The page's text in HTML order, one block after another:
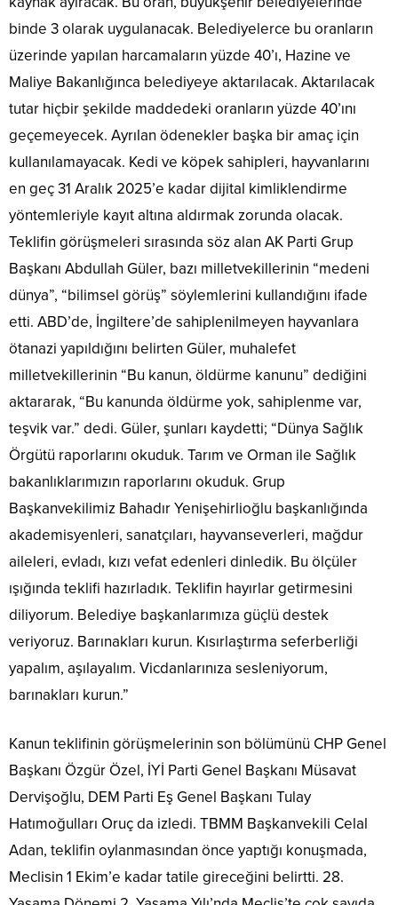
binde 3 olarak uygulanacak. Belediyelerce bu oranların
üzerinde yapılan harcamaların yüzde 40’ı, Hazine ve
Maliye Bakanlığınca belediyeye aktarılacak. Aktarılacak
tutar hiçbir şekilde maddedeki oranların yüzde 40’ını
geçemeyecek. Ayrılan ödenekler başka bir amaç için
kullanılamayacak. Kedi ve köpek sahipleri, hayvanlarını
en geç 31 Aralık 2025’e kadar dijital kimliklendirme
yöntemleriyle kayıt altına aldırmak zorunda olacak.
Teklifin görüşmeleri sırasında söz alan AK Parti Grup
Başkanı Abdullah Güler, bazı milletvekillerinin “medeni
dünya”, “bilimsel görüş” söylemlerini kullandığını ifade
etti. ABD’de, İngiltere’de sahiplenilmeyen hayvanlara
ötanazi yapıldığını belirten Güler, muhalefet
milletvekillerinin “Bu kanun, öldürme kanunu” dediğini
aktararak, “Bu kanunda öldürme yok, sahiplenme var,
teşvik var.” dedi. Güler, şunları kaydetti; “Dünya Sağlık
Örgütü raporlarını okuduk. Tarım ve Orman ile Sağlık
bakanlıklarımızın raporlarını okuduk. Grup
Başkanvekilimiz Bahadır Yenişehirlioğlu başkanlığında
akademisyenleri, sanatçıları, hayvanseverleri, mağdur
aileleri, evladı, kızı vefat edenleri dinledik. Bu ölçüler
ışığında teklifi hazırladık. Teklifin hayırlar getirmesini
diliyorum. Belediye başkanlarımıza güçlü destek
veriyoruz. Barınakları kurun. Kısırlaştırma seferberliği
yapalım, aşılayalım. Vicdanlarınıza sesleniyorum,
barınakları kurun.”
Kanun teklifinin görüşmelerinin son bölümünü CHP Genel
Başkanı Özgür Özel, İYİ Parti Genel Başkanı Müsavat
Dervişoğlu, DEM Parti Eş Genel Başkanı Tulay
Hatımoğulları Oruç da izledi. TBMM Başkanvekili Celal
Adan, teklifin oylanmasından önce yaptığı konuşmada,
Meclisin 1 Ekim’e kadar tatile gireceğini belirtti. 28.